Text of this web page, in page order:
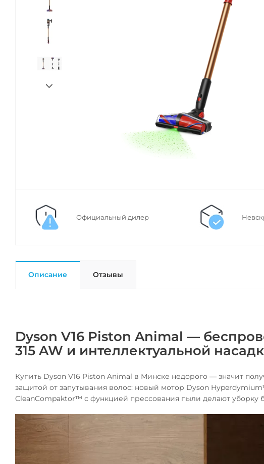
Официальный дилер
Описание Отзывы
Dyson V16 Piston Animal —
315 AW и интеллектуальной
Купить Dyson V16 Piston Animal в Минске недорого — значит
защитой от запутывания волос: новый мотор Dyson
CleanCompaktor™ с функцией прессования пыли делают